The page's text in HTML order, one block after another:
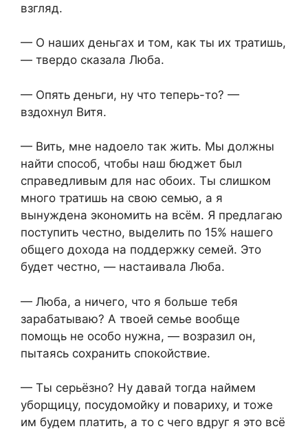
взгляд.
— О наших деньгах и том, как ты их тратишь,
— твердо сказала Люба.
— Опять деньги, ну что теперь-то? —
вздохнул Витя.
— Вить, мне надоело так жить. Мы должны
найти способ, чтобы наш бюджет был
справедливым для нас обоих. Ты слишком
много тратишь на свою семью, а я
вынуждена экономить на всём. Я предлагаю
поступить честно, выделить по 15% нашего
общего дохода на поддержку семей. Это
будет честно, — настаивала Люба.
— Люба, а ничего, что я больше тебя
зарабатываю? А твоей семье вообще
помощь не особо нужна, — возразил он,
пытаясь сохранить спокойствие.
— Ты серьёзно? Ну давай тогда наймем
уборщицу, посудомойку и повариху, и тоже
им будем платить, а то с чего вдруг я это всё